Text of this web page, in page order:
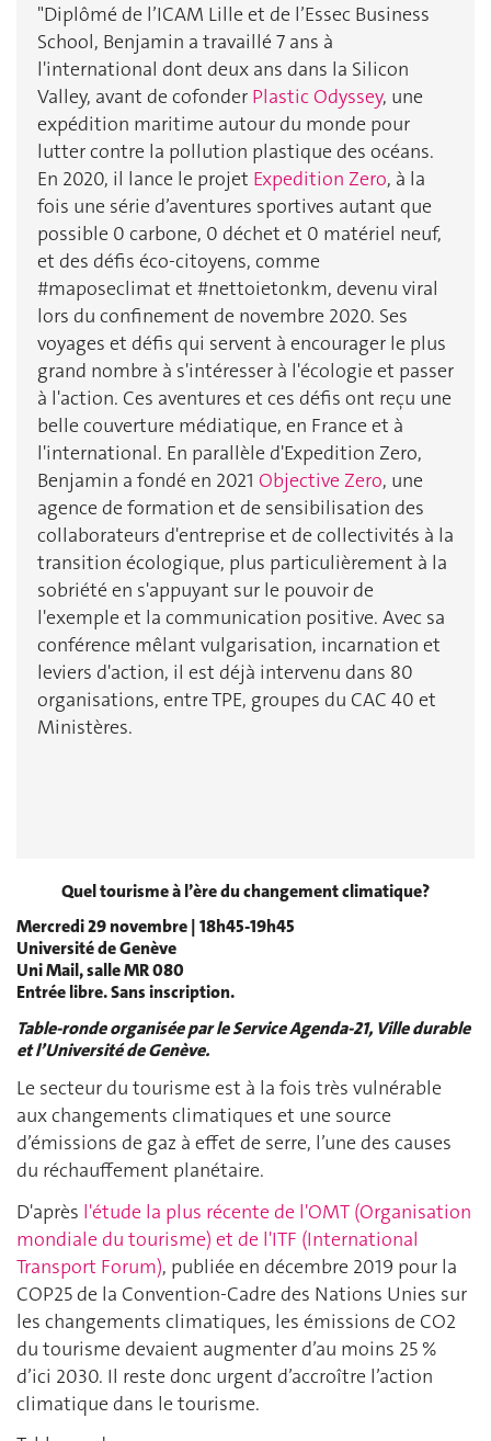
"Diplômé de l’ICAM Lille et de l’Essec Business
School, Benjamin a travaillé 7 ans à
l'international dont deux ans dans la Silicon
Valley, avant de cofonder Plastic Odyssey, une
expédition maritime autour du monde pour
lutter contre la pollution plastique des océans.
En 2020, il lance le projet Expedition Zero, à la
fois une série d’aventures sportives autant que
possible 0 carbone, 0 déchet et 0 matériel neuf,
et des défis éco-citoyens, comme
#maposeclimat et #nettoietonkm, devenu viral
lors du confinement de novembre 2020. Ses
voyages et défis qui servent à encourager le plus
grand nombre à s'intéresser à l'écologie et passer
à l'action. Ces aventures et ces défis ont reçu une
belle couverture médiatique, en France et à
l'international. En parallèle d'Expedition Zero,
Benjamin a fondé en 2021 Objective Zero, une
agence de formation et de sensibilisation des
collaborateurs d'entreprise et de collectivités à la
transition écologique, plus particulièrement à la
sobriété en s'appuyant sur le pouvoir de
l'exemple et la communication positive. Avec sa
conférence mêlant vulgarisation, incarnation et
leviers d'action, il est déjà intervenu dans 80
organisations, entre TPE, groupes du CAC 40 et
Ministères.
Quel tourisme à l’ère du changement climatique?
Mercredi 29 novembre | 18h45-19h45
Université de Genève
Uni Mail, salle MR 080
Entrée libre. Sans inscription.
Table-ronde organisée par le Service Agenda-21, Ville durable
et l’Université de Genève.
Le secteur du tourisme est à la fois très vulnérable
aux changements climatiques et une source
d’émissions de gaz à effet de serre, l’une des causes
du réchauffement planétaire.
D'après l'étude la plus récente de l'OMT (Organisation
mondiale du tourisme) et de l'ITF (International
Transport Forum), publiée en décembre 2019 pour la
COP25 de la Convention-Cadre des Nations Unies sur
les changements climatiques, les émissions de CO2
du tourisme devaient augmenter d’au moins 25 %
d’ici 2030. Il reste donc urgent d’accroître l’action
climatique dans le tourisme.